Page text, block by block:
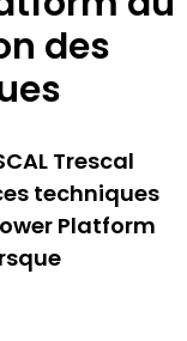
des
Trescal
techniques
Platform